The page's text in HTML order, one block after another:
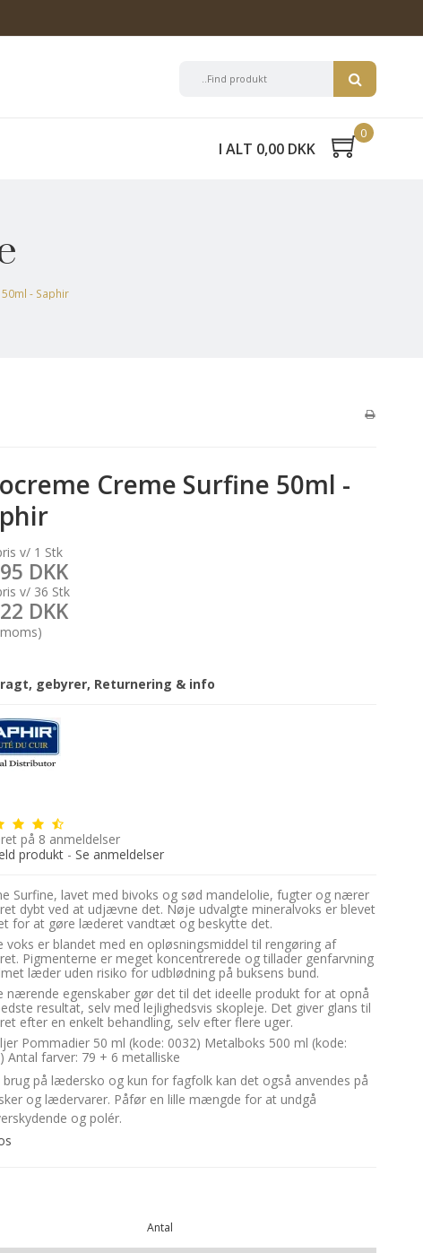
I ALT 0,00 DKK
0
- Saphir
Creme Surfine 50ml -
v/ 1 Stk
DKK
v/ 36 Stk
DKK
gebyrer, Returnering & info
på 8 anmeldelser
produkt- Se anmeldelser
Surfine, lavet med bivoks og sød mandelolie, fugter og nærer
dybt ved at udjævne det. Nøje udvalgte mineralvoks er blevet
for at gøre læderet vandtæt og beskytte det.
voks er blandet med en opløsningsmiddel til rengøring af
Pigmenterne er meget koncentrerede og tillader genfarvning
læder uden risiko for udblødning på buksens bund.
nærende egenskaber gør det til det ideelle produkt for at opnå
resultat, selv med lejlighedsvis skopleje. Det giver glans til
efter en enkelt behandling, selv efter flere uger.
Pommadier 50 ml (kode: 0032) Metalboks 500 ml (kode:
Antal farver: 79 + 6 metalliske
brug på lædersko og kun for fagfolk kan det også anvendes på
og lædervarer. Påfør en lille mængde for at undgå
og polér.
Antal